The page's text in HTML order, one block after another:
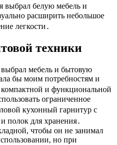
выбрал белую мебель и
расширить небольшое
легкости․
техники
мебель и бытовую
бы моим потребностям и
и функциональной
ограниченное
кухонный гарнитур с
полок для хранения․
чтобы он не занимал
но при